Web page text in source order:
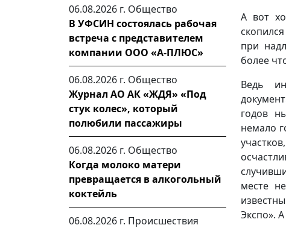
06.08.2026 г. Общество
В УФСИН состоялась рабочая
встреча с представителем
компании ООО «А-ПЛЮС»
06.08.2026 г. Общество
Журнал АО АК «ЖДЯ» «Под
стук колес», который
полюбили пассажиры
06.08.2026 г. Общество
Когда молоко матери
превращается в алкогольный
коктейль
06.08.2026 г. Происшествия
А вот
при
более
Ведь
годов
немало
месте
Экспо».